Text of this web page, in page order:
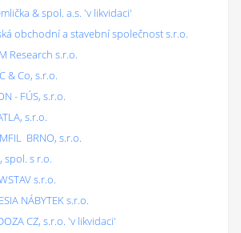
& spol. a.s. 'v likvidaci'
obchodní a stavební společnost s.r.o.
Research s.r.o.
& Co, s.r.o.
- FÚS, s.r.o.
s.r.o.
BRNO, s.r.o.
spol. s r.o.
s.r.o.
NÁBYTEK s.r.o.
CZ, s.r.o. 'v likvidaci'